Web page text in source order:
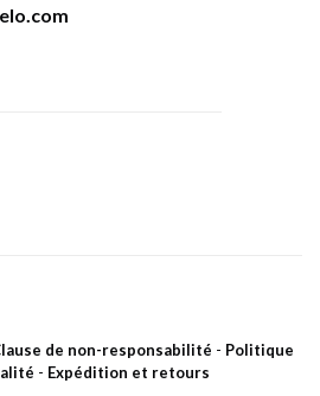
de non-responsabilité - Politique
- Expédition et retours